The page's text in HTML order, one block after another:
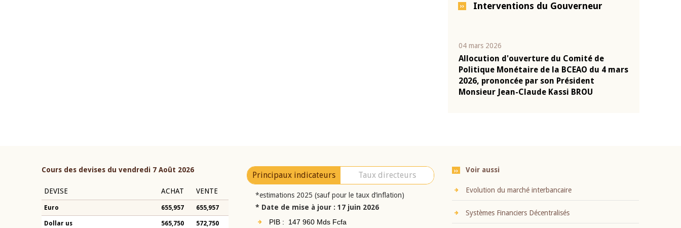
Interventions du Gouverneur
04 mars 2026
Allocution d'ouverture du Comité de
Politique Monétaire de la BCEAO du 4 mars
2026, prononcée par son Président
Monsieur Jean-Claude Kassi BROU
Cours des devises du vendredi 7 Août 2026
DEVISE ACHAT VENTE
Euro 655,957 655,957
Dollar us 565,750 572,750
Principaux indicateurs Taux directeurs
*estimations 2025 (sauf pour le taux d’inflation)
* Date de mise à jour : 17 juin 2026
PIB : 147 960 Mds Fcfa
Voir aussi
Evolution du marché interbancaire
Systèmes Financiers Décentralisés